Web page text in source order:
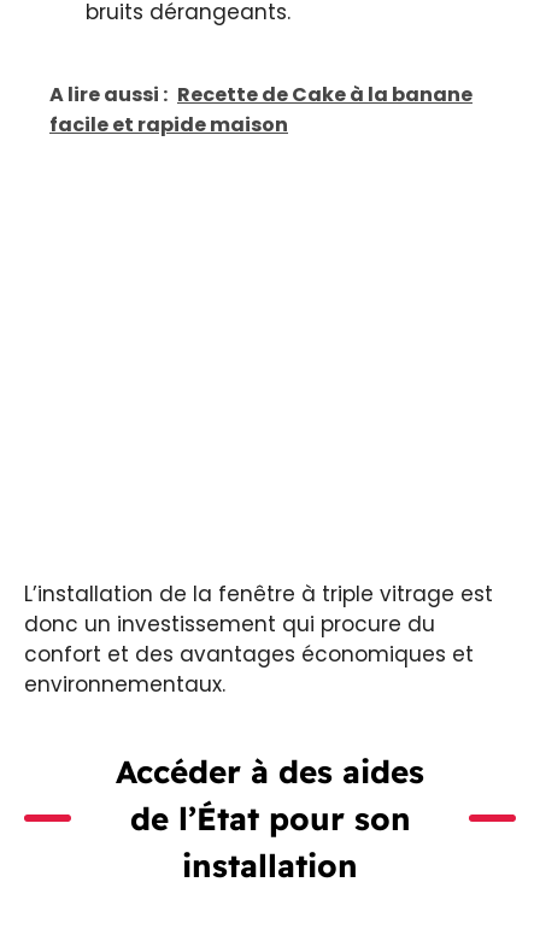
bruits dérangeants.
A lire aussi : Recette de Cake à la banane
facile et rapide maison
L’installation de la fenêtre à triple vitrage est
donc un investissement qui procure du
confort et des avantages économiques et
environnementaux.
Accéder à des aides
de l’État pour son
installation